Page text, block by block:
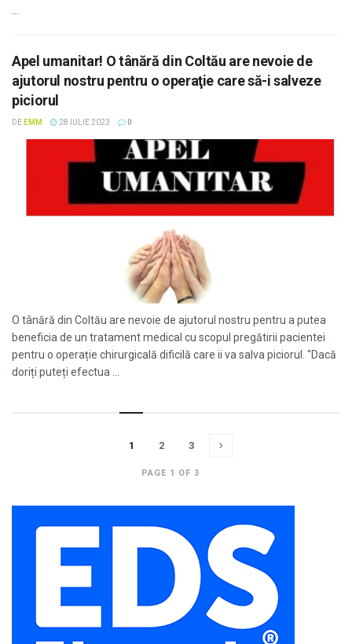
Apel umanitar! O tânără din Coltău are nevoie de
ajutorul nostru pentru o operaţie care să-i salveze
piciorul
DE EMM 28 IULIE 2023 0
O tânără din Coltău are nevoie de ajutorul nostru pentru a putea
beneficia de un tratament medical cu scopul pregătirii pacientei
pentru o operație chirurgicală dificilă care ii va salva piciorul. "Dacă
doriți puteți efectua ...
PAGE 1 OF 3
1 2 3